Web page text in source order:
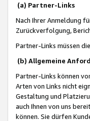
(a) Partner-Links
Nach Ihrer Anmeldung
Zurückverfolgung,
Partner-Links müssen
(b) Allgemeine
Partner-Links können
Arten von Links nicht
Gestaltung und
auch Ihnen von uns
können. Sie dürfen